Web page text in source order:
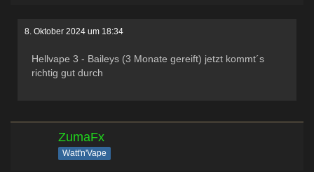
8. Oktober 2024 um 18:34
Hellvape 3 - Baileys (3 Monate gereift) jetzt kommt´s
richtig gut durch
ZumaFx
Watt'n'Vape